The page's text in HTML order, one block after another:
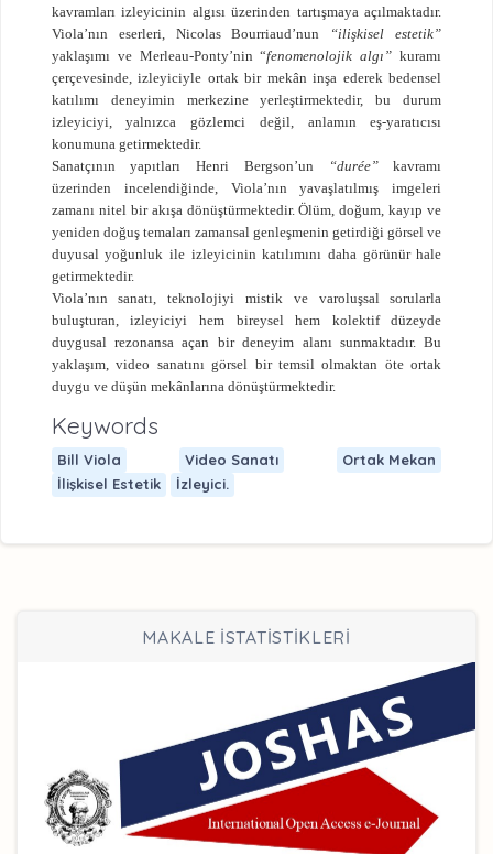
kavramları izleyicinin algısı üzerinden tartışmaya açılmaktadır.
Viola’nın eserleri, Nicolas Bourriaud’nun
“ilişkisel estetik”
yaklaşımı ve Merleau-Ponty’nin “fenomenolojik algı” kuramı
çerçevesinde, izleyiciyle ortak bir mekân inşa ederek bedensel
katılımı deneyimin merkezine yerleştirmektedir, bu durum
izleyiciyi, yalnızca gözlemci değil, anlamın eş-yaratıcısı
konumuna getirmektedir.
Sanatçının yapıtları Henri Bergson’un
“durée”kavramı
üzerinden incelendiğinde, Viola’nın yavaşlatılmış imgeleri
zamanı nitel bir akışa dönüştürmektedir. Ölüm, doğum, kayıp ve
yeniden doğuş temaları zamansal genleşmenin getirdiği görsel ve
duyusal yoğunluk ile izleyicinin katılımını daha görünür hale
getirmektedir.
Viola’nın sanatı, teknolojiyi mistik ve varoluşsal sorularla
buluşturan, izleyiciyi hem bireysel hem kolektif düzeyde
duygusal rezonansa açan bir deneyim alanı sunmaktadır. Bu
yaklaşım, video sanatını görsel bir temsil olmaktan öte ortak
duygu ve düşün mekânlarına dönüştürmektedir.
Keywords
Bill Viola Video Sanatı
Ortak Mekan
İlişkisel Estetik
İzleyici.
MAKALE İSTATİSTİKLERİ